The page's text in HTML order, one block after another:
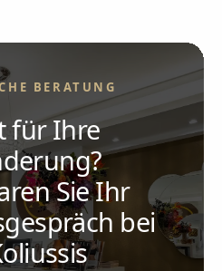
BERATUNG
für Ihre
Sie Ihr
bei